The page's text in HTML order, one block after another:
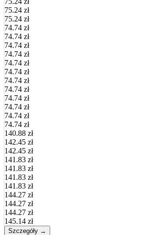
75.24 zł
75.24 zł
74.74 zł
74.74 zł
74.74 zł
74.74 zł
74.74 zł
74.74 zł
74.74 zł
74.74 zł
74.74 zł
74.74 zł
74.74 zł
74.74 zł
140.88 zł
142.45 zł
142.45 zł
141.83 zł
141.83 zł
141.83 zł
141.83 zł
144.27 zł
144.27 zł
144.27 zł
145.14 zł
Szczegóły →